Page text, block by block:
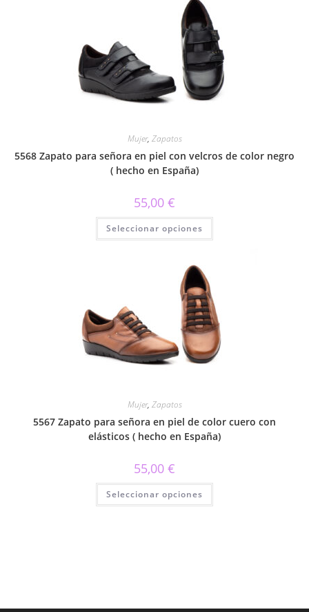
se
pueden
elegir
en
la
página
de
producto
Mujer, Zapatos
5568 Zapato para señora en piel con velcros de color negro
( hecho en España)
55,00 €
Seleccionar opciones
Este
tiene
pueden
elegir
en
la
página
de
producto
Mujer, Zapatos
5567 Zapato para señora en piel de color cuero con
elásticos ( hecho en España)
55,00 €
Seleccionar opciones
Este
tiene